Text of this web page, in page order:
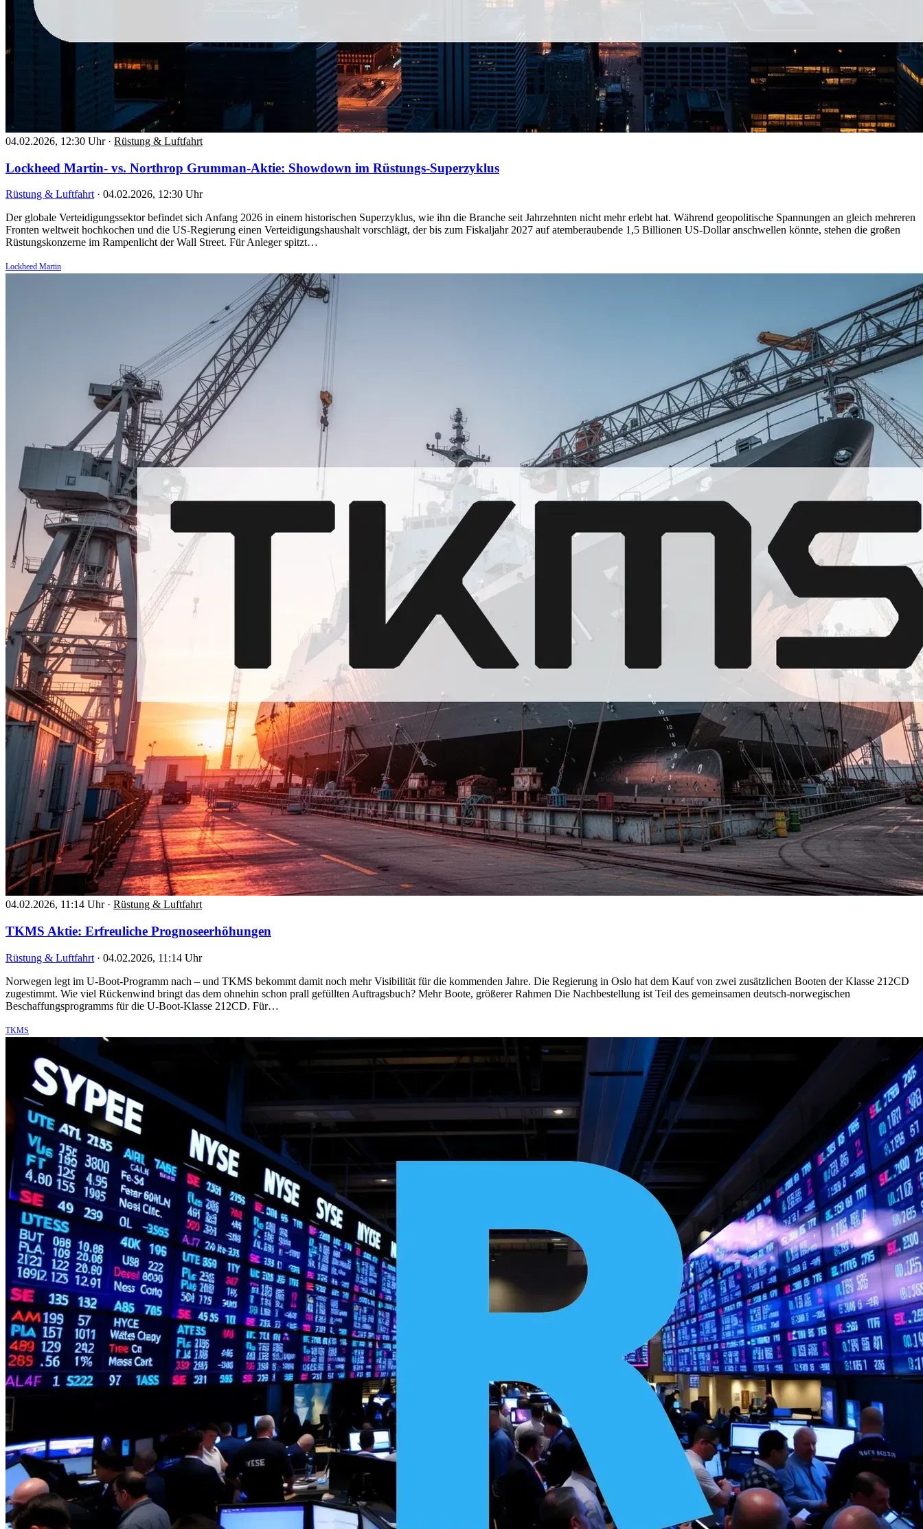
04.02.2026, 12:30 Uhr · Rüstung & Luftfahrt
Lockheed Martin- vs. Northrop Grumman-Aktie: Showdown im Rüstungs-Superzyklus
Rüstung & Luftfahrt · 04.02.2026, 12:30 Uhr
Der globale Verteidigungssektor befindet sich Anfang 2026 in einem historischen Superzyklus, wie ihn die Branche seit Jahrzehnten nicht mehr erlebt hat. Während geopolitische Spannungen an gleich mehreren
Fronten weltweit hochkochen und die US-Regierung einen Verteidigungshaushalt vorschlägt, der bis zum Fiskaljahr 2027 auf atemberaubende 1,5 Billionen US-Dollar anschwellen könnte, stehen die großen
Rüstungskonzerne im Rampenlicht der Wall Street. Für Anleger spitzt…
Lockheed Martin
04.02.2026, 11:14 Uhr · Rüstung & Luftfahrt
TKMS Aktie: Erfreuliche Prognoseerhöhungen
Rüstung & Luftfahrt · 04.02.2026, 11:14 Uhr
Norwegen legt im U‑Boot-Programm nach – und TKMS bekommt damit noch mehr Visibilität für die kommenden Jahre. Die Regierung in Oslo hat dem Kauf von zwei zusätzlichen Booten der Klasse 212CD
zugestimmt. Wie viel Rückenwind bringt das dem ohnehin schon prall gefüllten Auftragsbuch? Mehr Boote, größerer Rahmen Die Nachbestellung ist Teil des gemeinsamen deutsch-norwegischen
Beschaffungsprogramms für die U‑Boot-Klasse 212CD. Für…
TKMS